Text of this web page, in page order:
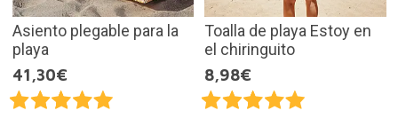
Asiento plegable para la
playa
41,30€
Toalla de playa Estoy en
el chiringuito
8,98€